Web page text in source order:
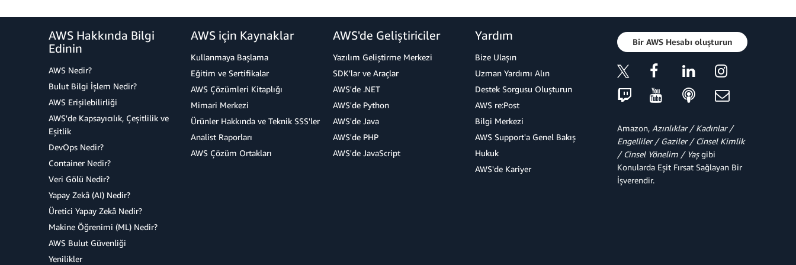
AWS Hakkında Bilgi
Edinin
AWS Nedir?
Bulut Bilgi İşlem Nedir?
AWS Erişilebilirliği
AWS'de Kapsayıcılık, Çeşitlilik ve
Eşitlik
DevOps Nedir?
Container Nedir?
Veri Gölü Nedir?
Yapay Zekâ (AI) Nedir?
Üretici Yapay Zekâ Nedir?
Makine Öğrenimi (ML) Nedir?
AWS Bulut Güvenliği
Yenilikler
AWS için Kaynaklar
Kullanmaya Başlama
Eğitim ve Sertifikalar
AWS Çözümleri Kitaplığı
Mimari Merkezi
Ürünler Hakkında ve Teknik SSS'ler
Analist Raporları
AWS Çözüm Ortakları
AWS'de Geliştiriciler
Yazılım Geliştirme Merkezi
SDK'lar ve Araçlar
AWS'de .NET
AWS'de Python
AWS'de Java
AWS'de PHP
AWS'de JavaScript
Yardım
Bize Ulaşın
Uzman Yardımı Alın
Destek Sorgusu Oluşturun
AWS re:Post
Bilgi Merkezi
AWS Support'a Genel Bakış
Hukuk
AWS'de Kariyer
Bir AWS Hesabı oluşturun
Amazon, Azınlıklar / Kadınlar /
Engelliler / Gaziler / Cinsel Kimlik
/ Cinsel Yönelim / Yaşgibi
Konularda Eşit Fırsat Sağlayan Bir
İşverendir.